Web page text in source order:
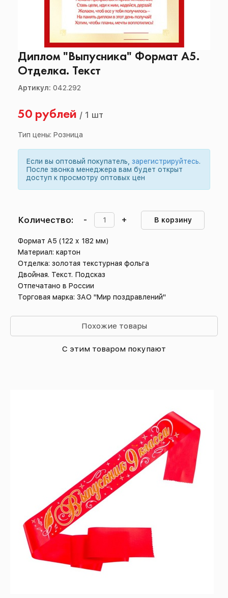
Диплом "Выпусника" Формат А5.
Отделка. Текст
Артикул: 042.292
50 рублей / 1 шт
Тип цены: Розница
Если вы оптовый покупатель, зарегистрируйтесь.
После звонка менеджера вам будет открыт
доступ к просмотру оптовых цен
Количество: - + В корзину
Формат А5 (122 х 182 мм)
Материал: картон
Отделка: золотая текстурная фольга
Двойная. Текст. Подсказ
Отпечатано в России
Торговая марка: ЗАО "Мир поздравлений"
Похожие товары
С этим товаром покупают